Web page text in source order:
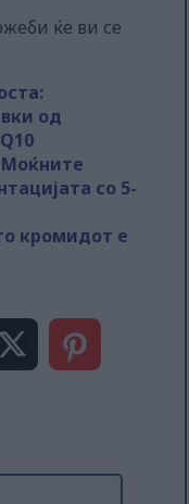
ќе ви се
од
Моќните
со 5-
кромидот е